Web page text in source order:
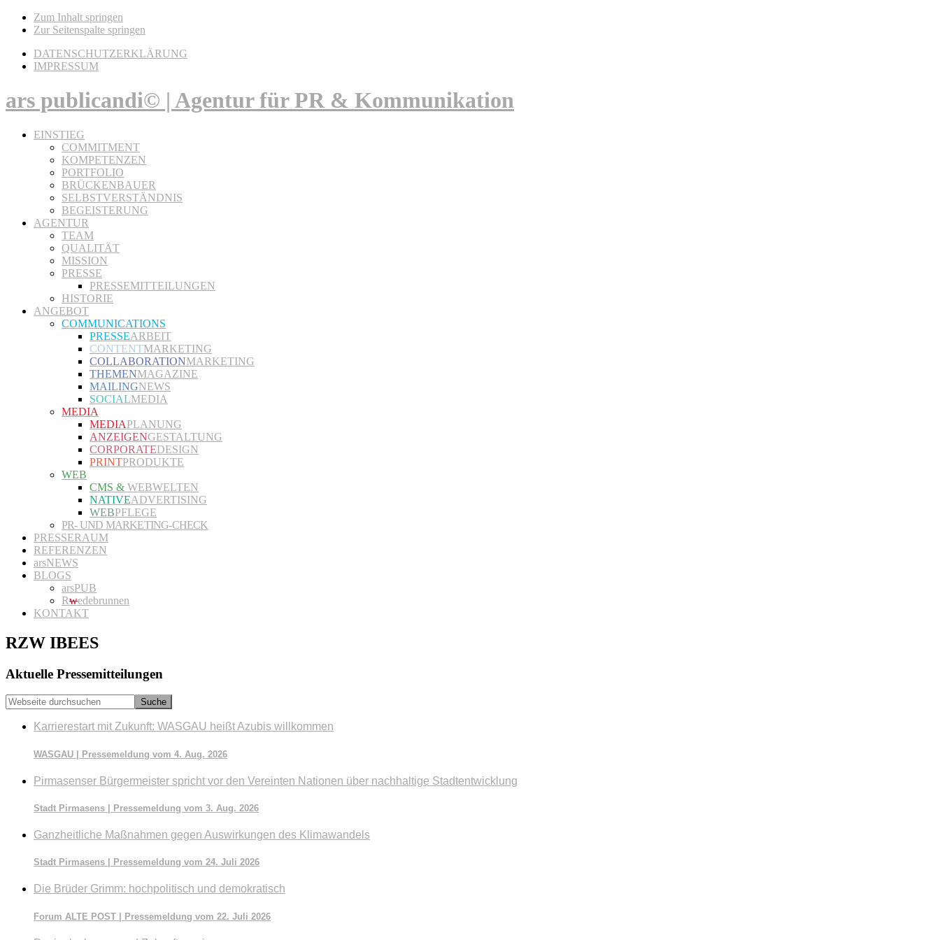
Zum Inhalt springen
Zur Seitenspalte springen
DATENSCHUTZERKLÄRUNG
IMPRESSUM
ars publicandi© | Agentur für PR & Kommunikation
EINSTIEG
COMMITMENT
KOMPETENZEN
PORTFOLIO
BRÜCKENBAUER
SELBSTVERSTÄNDNIS
BEGEISTERUNG
AGENTUR
TEAM
QUALITÄT
MISSION
PRESSE
PRESSEMITTEILUNGEN
HISTORIE
ANGEBOT
COMMUNICATIONS
PRESSEARBEIT
CONTENTMARKETING
COLLABORATIONMARKETING
THEMENMAGAZINE
MAILINGNEWS
SOCIALMEDIA
MEDIA
MEDIAPLANUNG
ANZEIGENGESTALTUNG
CORPORATEDESIGN
PRINTPRODUKTE
WEB
CMS & WEBWELTEN
NATIVEADVERTISING
WEBPFLEGE
PR- UND MARKETING-CHECK
PRESSERAUM
REFERENZEN
arsNEWS
BLOGS
arsPUB
Rwedebrunnen
KONTAKT
RZW IBEES
Seitenspalte
Aktuelle Pressemitteilungen
Webseite
durchsuchen
Karrierestart mit Zukunft: WASGAU heißt Azubis willkommen
WASGAU | Pressemeldung vom 4. Aug. 2026
Pirmasenser Bürgermeister spricht vor den Vereinten Nationen über nachhaltige Stadtentwicklung
Stadt Pirmasens | Pressemeldung vom 3. Aug. 2026
Ganzheitliche Maßnahmen gegen Auswirkungen des Klimawandels
Stadt Pirmasens | Pressemeldung vom 24. Juli 2026
Die Brüder Grimm: hochpolitisch und demokratisch
Forum ALTE POST | Pressemeldung vom 22. Juli 2026